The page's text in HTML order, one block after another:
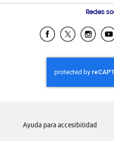
Condiciones
Preguntas
Samsung
Samsung
Samsung
Samsung
Samsung
Samsung
Samsung
Redes
Ayuda para accesibilidad